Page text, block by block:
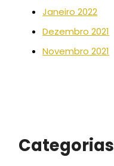
Janeiro 2022
Dezembro 2021
Novembro 2021
Categorias